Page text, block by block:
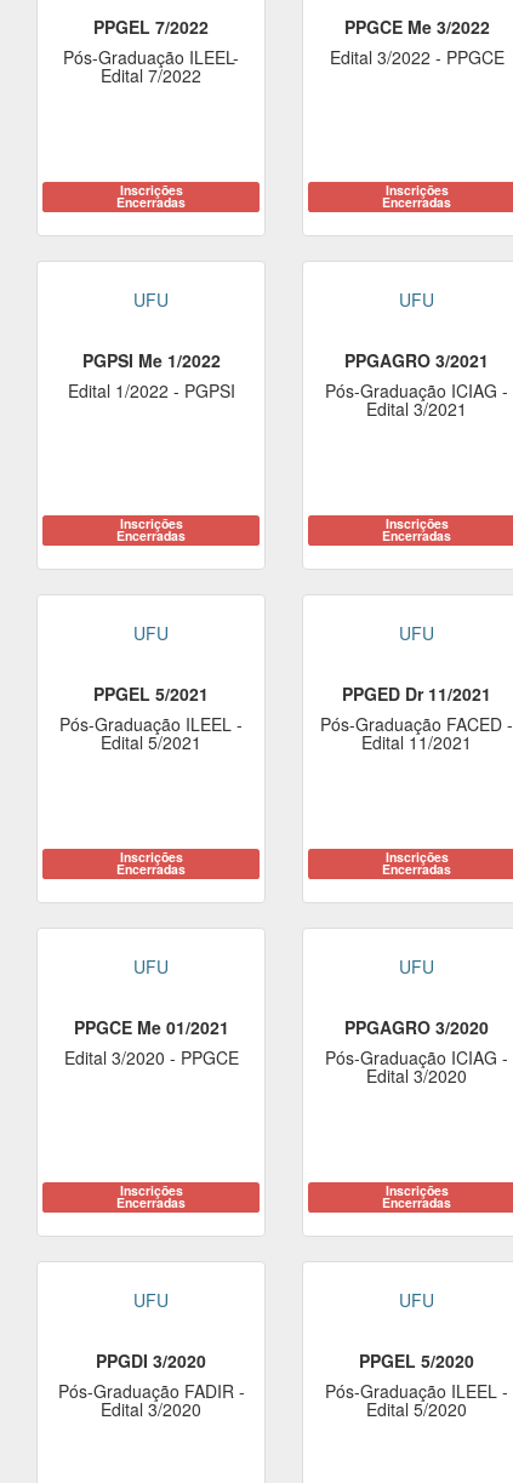
PPGEL 7/2022
Pós-Graduação ILEEL-
Edital 7/2022
Inscrições
Encerradas
PPGCE Me 3/2022
Edital 3/2022 - PPGCE
Inscrições
Encerradas
UFU
PGPSI Me 1/2022
Edital 1/2022 - PGPSI
Inscrições
Encerradas
UFU
PPGAGRO 3/2021
Pós-Graduação ICIAG -
Edital 3/2021
Inscrições
Encerradas
UFU
PPGEL 5/2021
Pós-Graduação ILEEL -
Edital 5/2021
Inscrições
Encerradas
UFU
PPGED Dr 11/2021
Pós-Graduação FACED -
Edital 11/2021
Inscrições
Encerradas
UFU
PPGCE Me 01/2021
Edital 3/2020 - PPGCE
Inscrições
Encerradas
UFU
PPGAGRO 3/2020
Pós-Graduação ICIAG -
Edital 3/2020
Inscrições
Encerradas
UFU
PPGDI 3/2020
Pós-Graduação FADIR -
Edital 3/2020
UFU
PPGEL 5/2020
Pós-Graduação ILEEL -
Edital 5/2020